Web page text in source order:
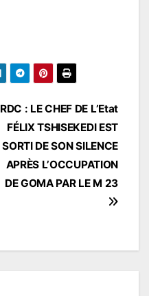
RDC : LE CHEF DE L’Etat
FÉLIX TSHISEKEDI EST
SORTI DE SON SILENCE
APRÈS L’OCCUPATION
DE GOMA PAR LE M 23